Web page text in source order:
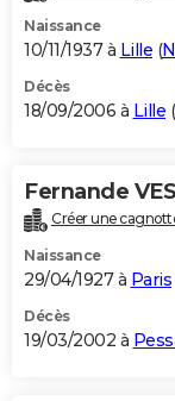
Naissance
10/11/1937 à Lille (
Décès
18/09/2006 à Lille (
Fernande
Créer une
Naissance
29/04/1927 à Paris
Décès
19/03/2002 à